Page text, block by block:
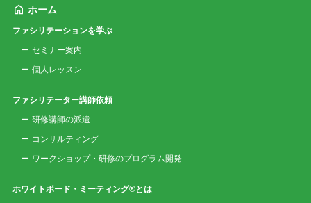
ホーム
ファシリテーションを学ぶ
セミナー案内
個人レッスン
ファシリテーター講師依頼
研修講師の派遣
コンサルティング
ワークショップ・研修のプログラム開発
ホワイトボード・ミーティング®とは